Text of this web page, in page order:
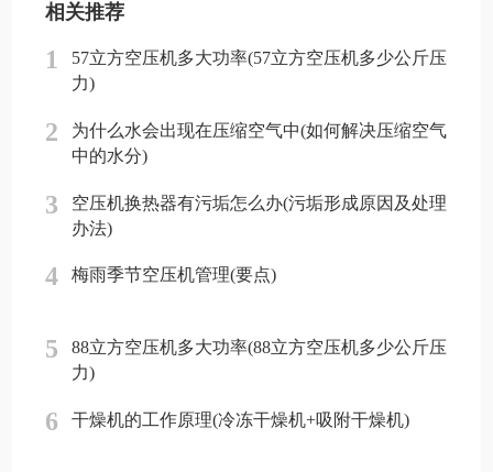
相关推荐
1
57立方空压机多大功率(57立方空压机多少公斤压
力)
2
为什么水会出现在压缩空气中(如何解决压缩空气
中的水分)
3
空压机换热器有污垢怎么办(污垢形成原因及处理
办法)
4 梅雨季节空压机管理(要点)
5
88立方空压机多大功率(88立方空压机多少公斤压
力)
6 干燥机的工作原理(冷冻干燥机+吸附干燥机)